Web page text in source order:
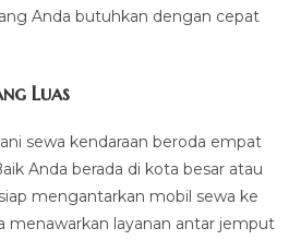
Anda butuhkan dengan cepat
Luas
sewa kendaraan beroda empat
Anda berada di kota besar atau
mengantarkan mobil sewa ke
menawarkan layanan antar jemput